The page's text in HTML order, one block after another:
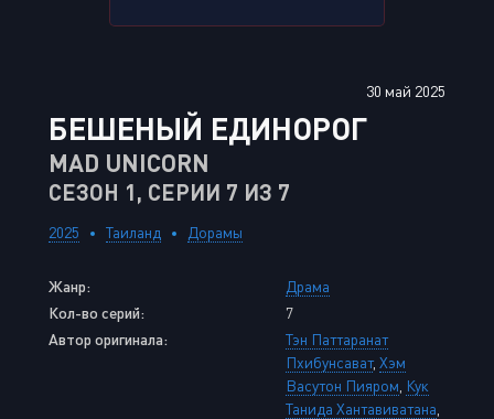
30 май 2025
БЕШЕНЫЙ ЕДИНОРОГ
MAD UNICORN
СЕЗОН 1, СЕРИИ 7 ИЗ 7
2025 Таиланд Дорамы
Жанр:
Драма
Кол-во серий:
7
Автор оригинала:
Тэн Паттаранат
Пхибунсават, Хэм
Васутон Пияром Кук
Танида Хантавиватана